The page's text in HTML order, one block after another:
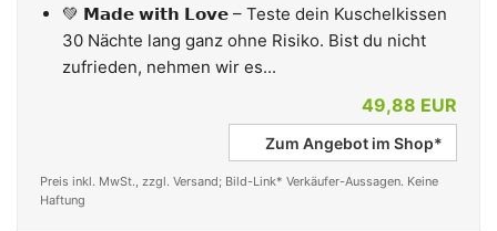
💚 𝗠𝗮𝗱𝗲 𝘄𝗶𝘁𝗵 𝗟𝗼𝘃𝗲 – Teste dein Kuschelkissen
30 Nächte lang ganz ohne Risiko. Bist du nicht
zufrieden, nehmen wir es...
49,88 EUR
Zum Angebot im Shop*
Preis inkl. MwSt., zzgl. Versand; Bild-Link* Verkäufer-Aussagen. Keine
Haftung